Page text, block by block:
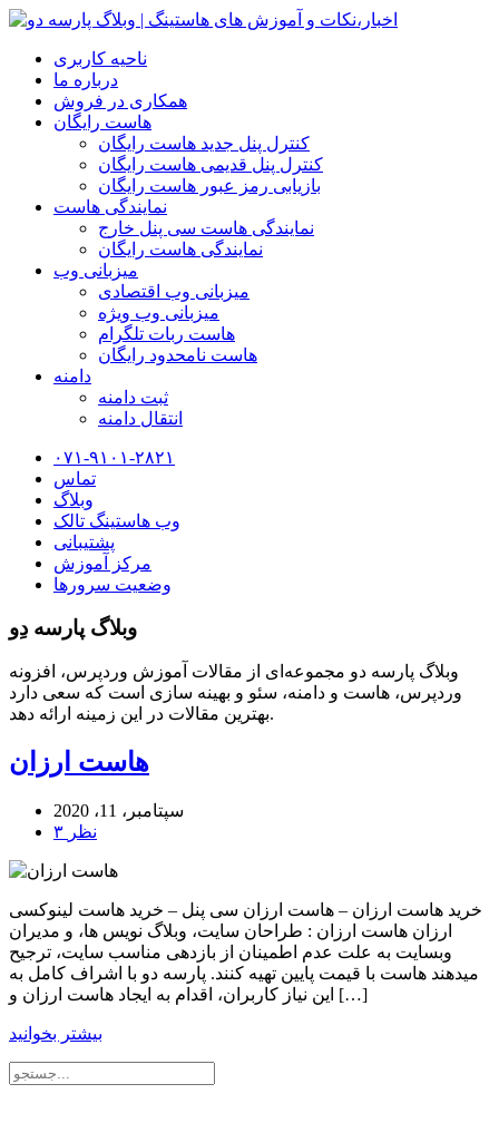
ناحیه کاربری
درباره ما
همکاری در فروش
هاست رایگان
کنترل پنل جدید هاست رایگان
کنترل پنل قدیمی هاست رایگان
بازیابی رمز عبور هاست رایگان
نمایندگی هاست
نمایندگی هاست سی پنل خارج
نمایندگی هاست رایگان
میزبانی وب
میزبانی وب اقتصادی
میزبانی وب ویژه
هاست ربات تلگرام
هاست نامحدود رایگان
دامنه
ثبت دامنه
انتقال دامنه
۰۷۱-۹۱۰۱-۲۸۲۱
تماس
وبلاگ
وب هاستینگ تالک
پشتیبانی
مرکز آموزش
وضعیت سرورها
وبلاگ پارسه دِو
وبلاگ پارسه دو مجموعه‌ای از مقالات آموزش وردپرس، افزونه
وردپرس، هاست و دامنه، سئو و بهینه سازی است که سعی دارد
بهترین مقالات در این زمینه ارائه دهد.
هاست ارزان
سپتامبر، 11، 2020
۳ نظر
خرید هاست ارزان – هاست ارزان سی پنل – خرید هاست لینوکسی
ارزان هاست ارزان : طراحان سایت، وبلاگ نویس ها، و مدیران
وبسایت به علت عدم اطمینان از بازدهی مناسب سایت، ترجیح
میدهند هاست با قیمت پایین تهیه کنند. پارسه دو با اشراف کامل به
این نیاز کاربران، اقدام به ایجاد هاست ارزان و […]
بیشتر بخوانید